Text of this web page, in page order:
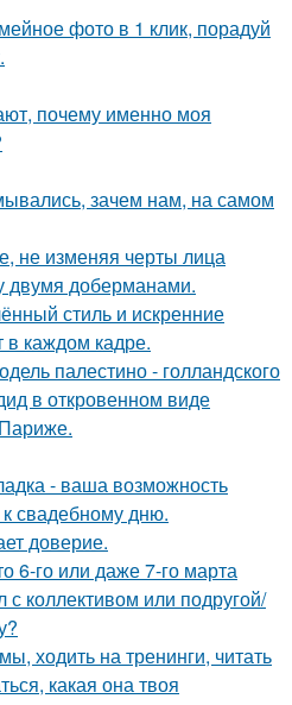
фото в 1 клик, порадуй
почему именно моя
зачем нам, на самом
не изменяя черты лица
доберманами.
стиль и искренние
каждом кадре.
палестино - голландского
в откровенном виде
- ваша возможность
свадебному дню.
доверие.
6-го или даже 7-го марта
коллективом или подругой/
ходить на тренинги, читать
какая она твоя